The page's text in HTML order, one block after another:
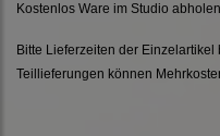
Kostenlos Ware im Studio
Bitte Lieferzeiten der
Teillieferungen können